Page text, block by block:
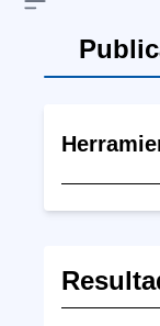
Open sidebar